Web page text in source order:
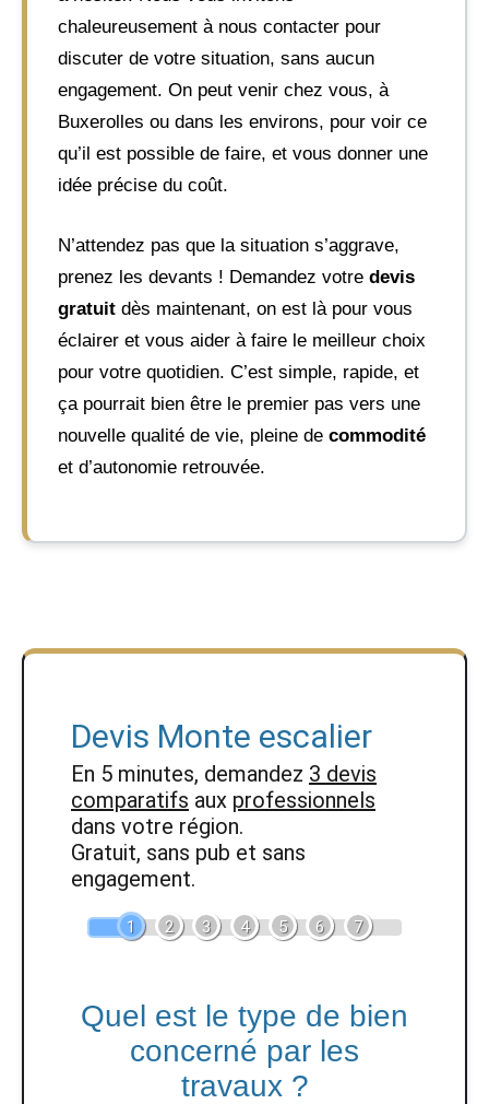
chaleureusement à nous contacter pour
discuter de votre situation, sans aucun
engagement. On peut venir chez vous, à
Buxerolles ou dans les environs, pour voir ce
qu’il est possible de faire, et vous donner une
idée précise du coût.
N’attendez pas que la situation s’aggrave,
prenez les devants ! Demandez votre devis
gratuit dès maintenant, on est là pour vous
éclairer et vous aider à faire le meilleur choix
pour votre quotidien. C’est simple, rapide, et
ça pourrait bien être le premier pas vers une
nouvelle qualité de vie, pleine de commodité
et d’autonomie retrouvée.
Devis Monte escalier
En 5 minutes, demandez 3 devis
comparatifs aux professionnels
dans votre région.
Gratuit, sans pub et sans
engagement.
1 2 3 4 5 6 7
Quel est le type de bien
concerné par les
travaux ?